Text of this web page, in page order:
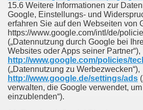
15.6 Weitere Informationen zur
Google, Einstellungs- und
erfahren Sie auf den Webseiten von
https://www.google.com/intl/de/
(„Datennutzung durch Google bei
Websites oder Apps seiner Partner“),
http://www.google.com/policies/
(„Datennutzung zu Werbezwecken“),
http://www.google.de/settings/ads
verwalten, die Google verwendet,
einzublenden“).